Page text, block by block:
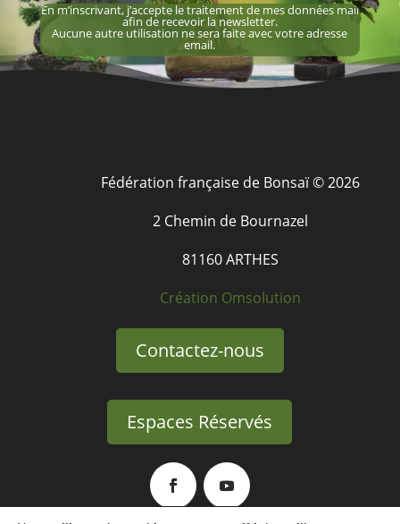
En m’inscrivant, j’accepte le traitement de mes données mail
afin de recevoir la newsletter.
Aucune autre utilisation ne sera faite avec votre adresse
email.
Fédération française de Bonsaï © 2026
2 Chemin de Bournazel
81160 ARTHES
Création Omsolution
Contactez-nous
Espaces Réservés